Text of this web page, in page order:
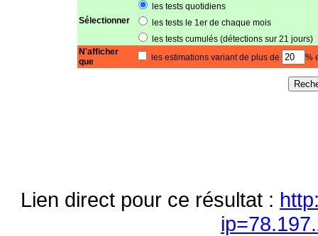
Sélectionner
les tests quotidiens
les tests le 1er de chaque mois
les tests cumulés (détections sur 21 jours)
N'afficher
que
les estimations variant de plus de %
Lien direct pour ce résultat :